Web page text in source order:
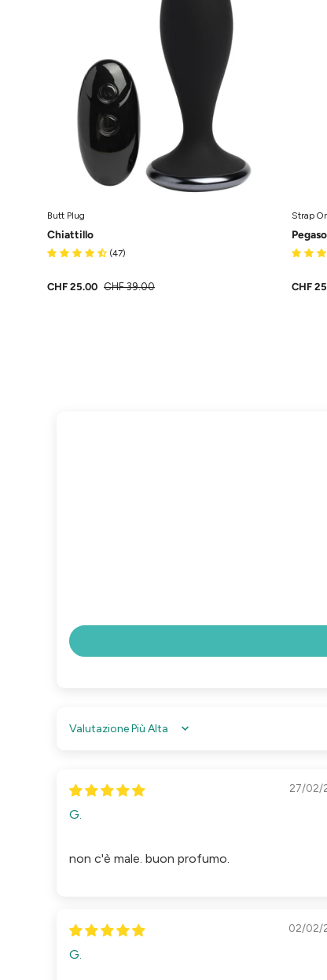
MySecretCase
Butt Plug
Chiattillo
(47)
CHF 25.00 CHF 39.00
Strap
Pegaso
CHF
Sort by
27/02/
G.
non c'è male. buon profumo.
02/02/
G.